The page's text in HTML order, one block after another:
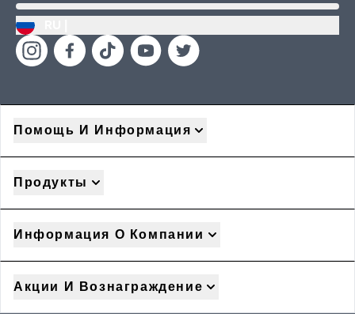
Помощь И Информация
Продукты
Информация О Компании
Акции И Вознаграждение